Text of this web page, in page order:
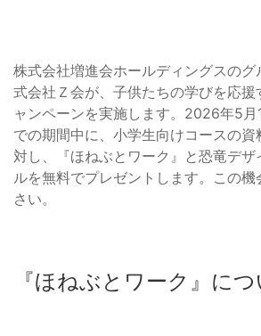
株式会社増進会ホールディングスのグ
式会社Ｚ会が、子供たちの学びを応援
ャンペーンを実施します。2026年5月
での期間中に、小学生向けコースの資
対し、『ほねぶとワーク』と恐竜デザ
ルを無料でプレゼントします。この
さい。
『ほねぶとワーク』につ